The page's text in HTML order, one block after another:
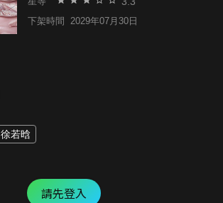
下架時間 2029年07月30日
徐若晗
請先登入